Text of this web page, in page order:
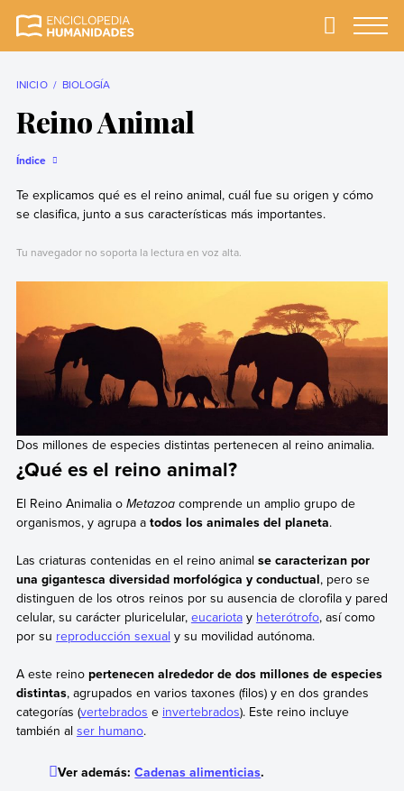
completa y más
Primary
INICIO BIOLOGÍA
Reino Animal
Índice
Te explicamos qué es el reino animal, cuál fue su origen y cómo
se clasifica, junto a sus características más importantes.
Tu navegador no soporta la lectura en voz alta.
Dos millones de especies distintas pertenecen al reino animalia.
¿Qué es el reino animal?
El Reino Animalia o Metazoacomprende un amplio grupo de
organismos, y agrupa a todos los animales del planeta.
Las criaturas contenidas en el reino animal se caracterizan por
una gigantesca diversidad morfológica y conductual, pero se
distinguen de los otros reinos por su ausencia de clorofila y pared
celular, su carácter pluricelular, eucariotay heterótrofo, así como
por su reproducción sexual y su movilidad autónoma.
A este reino pertenecen alrededor de dos millones de especies
distintas, agrupados en varios taxones (filos) y en dos grandes
categorías (vertebrados e invertebrados). Este reino incluye
también al ser humano.
Ver además:Cadenas alimenticias.